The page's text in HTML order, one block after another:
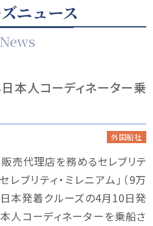
ニュース
News
日本人コーディネーター乗
外国船社
販売代理店を務めるセレブリテ
ブリティ・ミレニアム」（9万
日本発着クルーズの4月10日発
人コーディネーターを乗船さ